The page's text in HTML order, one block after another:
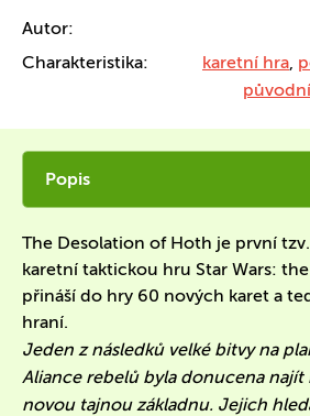
Autor:
Charakteristika:
karetní hra,
Popis
The Desolation of Hoth je první
karetní taktickou hru Star Wars:
přináší do hry 60 nových karet a
hraní.
Jeden z následků velké bitvy na
Aliance rebelů byla donucena
novou tajnou základnu. Jejich